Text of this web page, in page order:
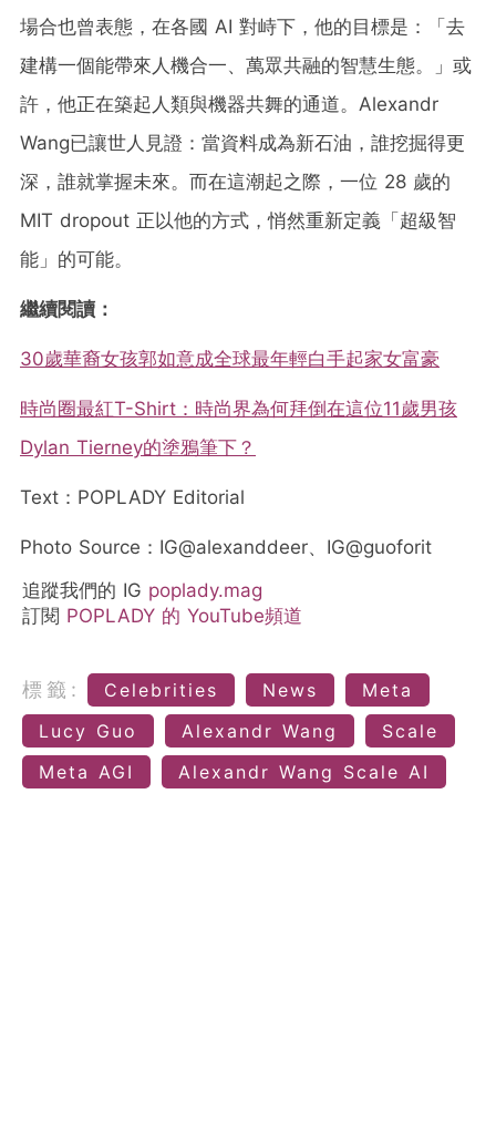
場合也曾表態，在各國 AI 對峙下，他的目標是：「去
建構一個能帶來人機合一、萬眾共融的智慧生態。」或
許，他正在築起人類與機器共舞的通道。Alexandr
Wang已讓世人見證：當資料成為新石油，誰挖掘得更
深，誰就掌握未來。而在這潮起之際，一位 28 歲的
MIT dropout 正以他的方式，悄然重新定義「超級智
能」的可能。
繼續閱讀：
30歲華裔女孩郭如意成全球最年輕白手起家女富豪
時尚圈最紅T-Shirt：時尚界為何拜倒在這位11歲男孩
Dylan Tierney的塗鴉筆下？
Text：POPLADY Editorial
Photo Source：IG@alexanddeer、IG@guoforit
追蹤我們的 IG poplady.mag
訂閱 POPLADY 的 YouTube頻道
標籤: Celebrities News
Meta
Lucy Guo
Alexandr Wang
Scale
Meta AGI
Alexandr Wang Scale AI